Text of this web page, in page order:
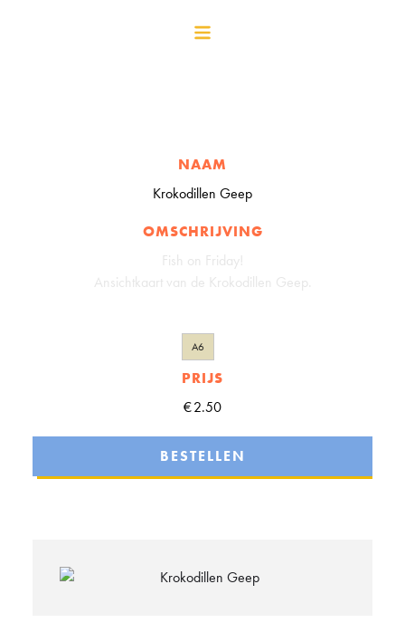
NAAM
Krokodillen Geep
OMSCHRIJVING
Fish on Friday!
Ansichtkaart van de Krokodillen Geep.
A6
PRIJS
€2.50
BESTELLEN